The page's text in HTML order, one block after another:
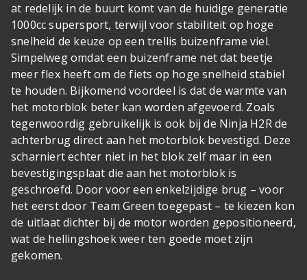
at redelijk in de buurt komt van de huidige generatie
1000cc supersport, terwijl voor stabiliteit op hoge
snelheid de keuze op een trellis buizenframe viel.
Simpelweg omdat een buizenframe net dat beetje
meer flex heeft om de fiets op hoge snelheid stabiel
te houden. Bijkomend voordeel is dat de warmte van
het motorblok beter kan worden afgevoerd. Zoals
tegenwoordig gebruikelijk is ook bij de Ninja H2R de
achterbrug direct aan het motorblok bevestigd. Deze
scharniert echter niet in het blok zelf maar in een
bevestigingsplaat die aan het motorblok is
geschroefd. Door voor een enkelzijdige brug – voor
het eerst door Team Green toegepast – te kiezen kon
de uitlaat dichter bij de motor worden gepositioneerd,
wat de hellingshoek weer ten goede moet zijn
gekomen.